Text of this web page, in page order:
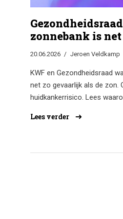
zonnebank is
zon
20.06.2026 Jeroen Veldkamp
KWF en Gezondheidsraad
net zo gevaarlijk als de zon.
huidkankerrisico. Lees
Lees verder